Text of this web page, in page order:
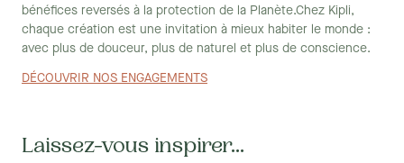
Fauteuil assorti : Pour compléter votre canapé gris principal, vous
pouvez envisager d'ajouter un fauteuil assorti. Cela peut créer un
ensemble harmonieux tout en offrant un espace d'assise
supplémentaire pour les moments de détente.
votre foyer. Pour les petits espaces, l'option idéale reste le canapé
convertible, sa double fonctionnalité permet d'économiser
bénéfices reversés à la protection de la Planète.Chez Kipli,
chaque création est une invitation à mieux habiter le monde :
avec plus de douceur, plus de naturel et plus de conscience.
DÉCOUVRIR NOS ENGAGEMENTS
Laissez-vous inspirer...